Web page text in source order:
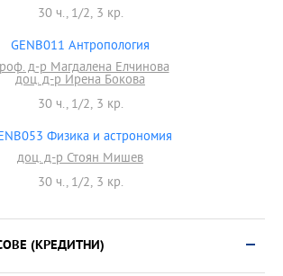
30 ч., 1/2, 3 кр.
GENB011 Антропология
д-р Магдалена Елчинова
доц. д-р Ирена Бокова
30 ч., 1/2, 3 кр.
Физика и астрономия
доц. д-р Стоян Мишев
30 ч., 1/2, 3 кр.
(КРЕДИТНИ)